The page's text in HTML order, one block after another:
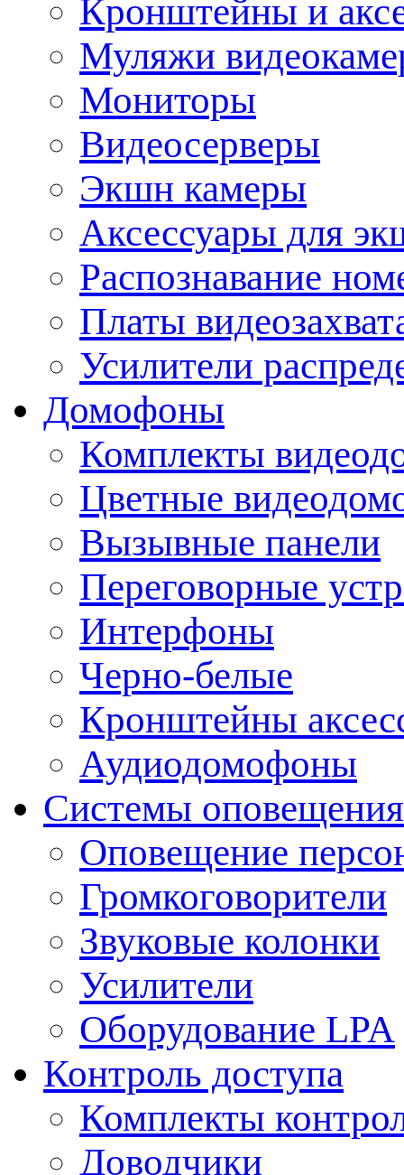
Кронштейны и
Муляжи
Мониторы
Видеосерверы
Экшн камеры
Аксессуары для
Распознавание
Платы
Усилители
Домофоны
Комплекты
Цветные
Вызывные панели
Переговорные
Интерфоны
Черно-белые
Кронштейны
Аудиодомофоны
Системы оповещения
Оповещение
Громкоговорители
Звуковые колонки
Усилители
Оборудование LPA
Контроль доступа
Комплекты
Доводчики